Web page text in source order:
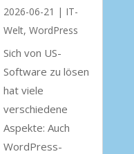
2026-06-21 | IT-
Welt, WordPress
Sich von US-
Software zu lösen
hat viele
verschiedene
Aspekte: Auch
WordPress-